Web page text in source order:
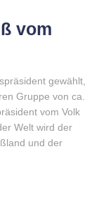
vom
gewählt,
Gruppe von ca.
vom Volk
Welt wird der
und der